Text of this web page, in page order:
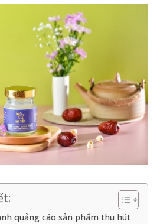
quảng cáo sản phẩm thu hút